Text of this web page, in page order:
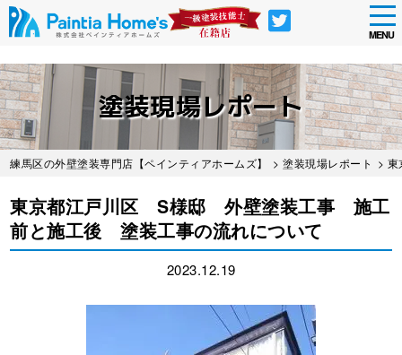
Skip
to
main
content
MENU
塗装現場レポート
練馬区の外壁塗装専門店【ペインティアホームズ】 >塗装現場レポート >
東京都江戸川区 S様邸 外壁塗装工事 施工
前と施工後 塗装工事の流れについて
2023.12.19